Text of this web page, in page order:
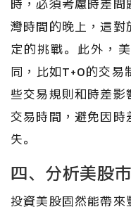
時，必須考慮時差
灣時間的晚上，這
定的挑戰。此外，
同，比如T+0的交易
些交易規則和時差
交易時間，避免因
失。
四、分析美股
投資美股固然能帶